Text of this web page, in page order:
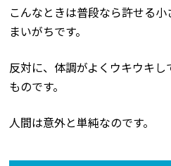
こんなときは普段なら許せる
まいがちです。
反対に、体調がよくウキウキ
ものです。
人間は意外と単純なのです。